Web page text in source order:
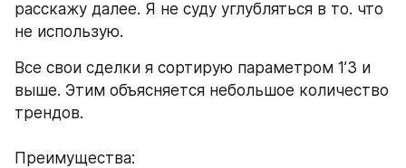
расскажу далее. Я не суду углубляться в то. что
не использую.
Все свои сделки я сортирую параметром 1’3 и
выше. Этим объясняется небольшое количество
трендов.
Преимущества: